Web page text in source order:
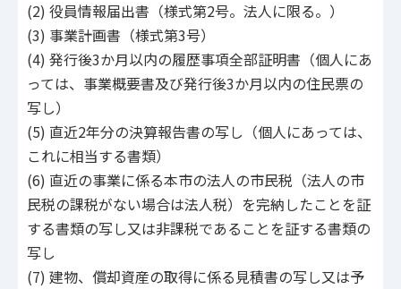
(2) 役員情報届出書（様式第2号。法人に限る。）
(3) 事業計画書（様式第3号）
(4) 発行後3か月以内の履歴事項全部証明書（個人にあ
っては、事業概要書及び発行後3か月以内の住民票の
写し）
(5) 直近2年分の決算報告書の写し（個人にあっては、
これに相当する書類）
(6) 直近の事業に係る本市の法人の市民税（法人の市
民税の課税がない場合は法人税）を完納したことを証
する書類の写し又は非課税であることを証する書類の
写し
(7) 建物、償却資産の取得に係る見積書の写し又は予